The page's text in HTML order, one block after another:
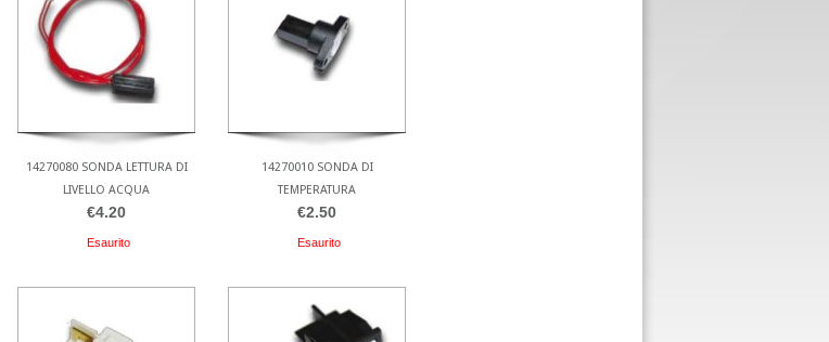
14270080 SONDA LETTURA DI
LIVELLO ACQUA
€4.20
Esaurito
14270010 SONDA DI
TEMPERATURA
€2.50
Esaurito